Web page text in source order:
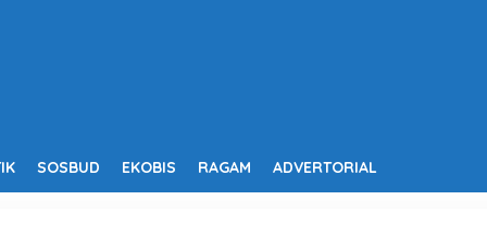
SOSBUD EKOBIS RAGAM ADVERTORIAL